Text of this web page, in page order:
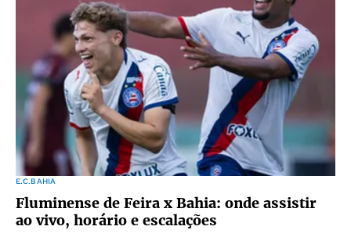
E.C.BAHIA
Fluminense de Feira x Bahia: onde assistir
ao vivo, horário e escalações